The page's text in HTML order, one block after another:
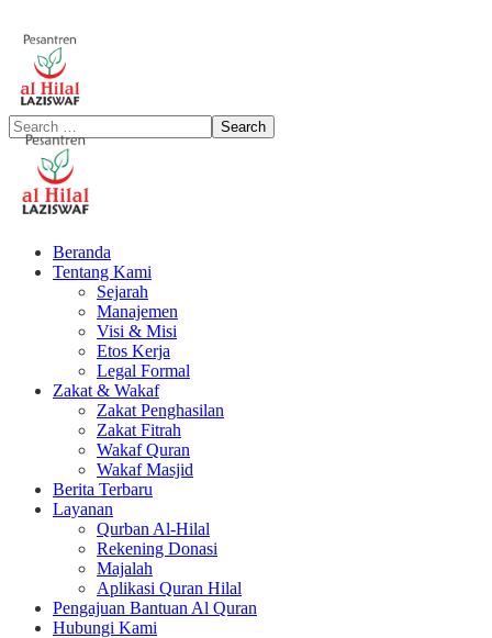
Beranda
Tentang Kami
Sejarah
Manajemen
Visi & Misi
Etos Kerja
Legal Formal
Zakat & Wakaf
Zakat Penghasilan
Zakat Fitrah
Wakaf Quran
Wakaf Masjid
Berita Terbaru
Layanan
Qurban Al-Hilal
Rekening Donasi
Majalah
Aplikasi Quran Hilal
Pengajuan Bantuan Al Quran
Hubungi Kami